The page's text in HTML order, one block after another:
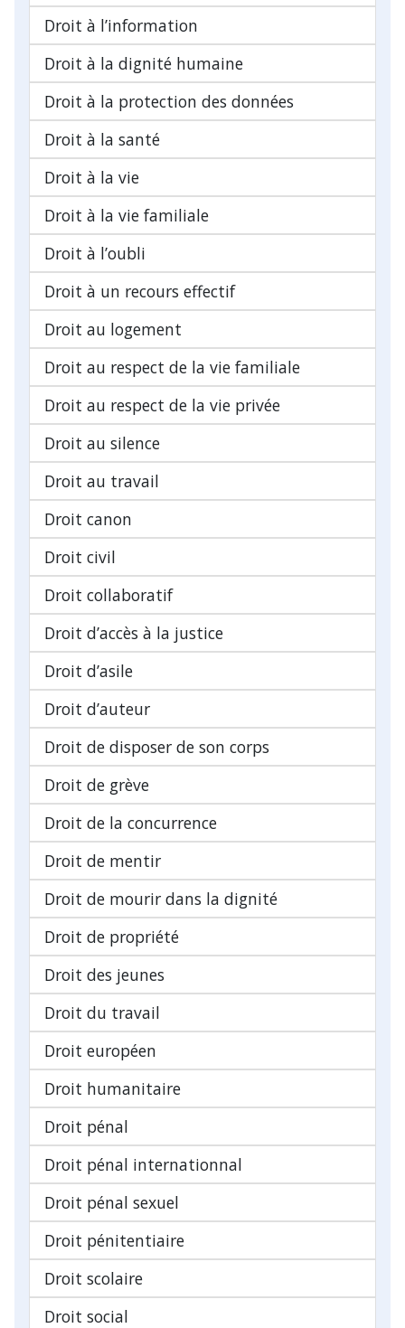
Droit à l’information
Droit à la dignité humaine
Droit à la protection des données
Droit à la santé
Droit à la vie
Droit à la vie familiale
Droit à l’oubli
Droit à un recours effectif
Droit au logement
Droit au respect de la vie familiale
Droit au respect de la vie privée
Droit au silence
Droit au travail
Droit canon
Droit civil
Droit collaboratif
Droit d’accès à la justice
Droit d’asile
Droit d’auteur
Droit de disposer de son corps
Droit de grève
Droit de la concurrence
Droit de mentir
Droit de mourir dans la dignité
Droit de propriété
Droit des jeunes
Droit du travail
Droit européen
Droit humanitaire
Droit pénal
Droit pénal internationnal
Droit pénal sexuel
Droit pénitentiaire
Droit scolaire
Droit social